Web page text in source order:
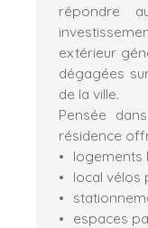
répondre
extérieur
dégagées
de la ville.
Pensée
résidence
logements
local vélos
espaces